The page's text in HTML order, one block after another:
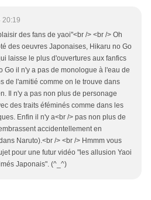
20:19
des fans de yaoi"<br /> <br /> Oh
des oeuvres Japonaises, Hikaru no Go
laisse le plus d'ouvertures aux fanfics
Go il n'y a pas de monologue à l'eau de
de l'amitié comme on le trouve dans
Il n'y a pas non plus de personage
des traits éféminés comme dans les
Enfin il n'y a<br /> pas non plus de
accidentellement en
Naruto).<br /> <br /> Hmmm vous
pour une futur vidéo "les allusion Yaoi
Japonais". (^_^)